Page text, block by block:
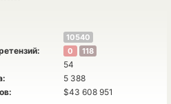
10540
0 118
54
5 388
$43 608 951